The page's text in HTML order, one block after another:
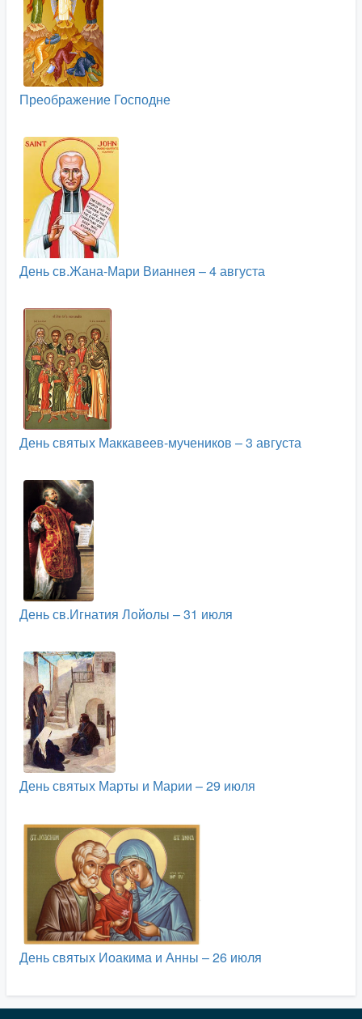
Преображение Господне
День св.Жана-Мари Вианнея – 4 августа
День святых Маккавеев-мучеников – 3 августа
День св.Игнатия Лойолы – 31 июля
День святых Марты и Марии – 29 июля
День святых Иоакима и Анны – 26 июля